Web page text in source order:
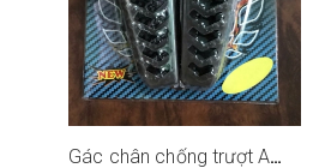
Gác chân chống trượt AirBlade